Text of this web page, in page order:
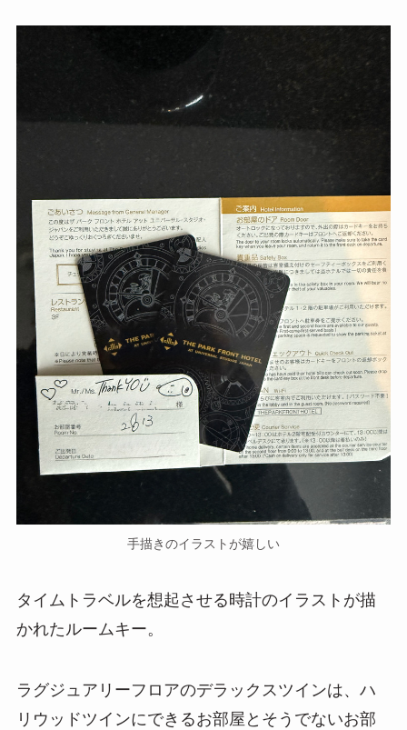
手描きのイラストが嬉しい
タイムトラベルを想起させる時計のイラストが描
かれたルームキー。
ラグジュアリーフロアのデラックスツインは、ハ
リウッドツインにできるお部屋とそうでないお部